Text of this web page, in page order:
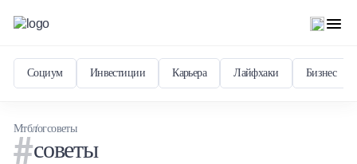
Социум Инвестиции Карьера Лайфхаки Бизнес
Мтблогсоветы
советы